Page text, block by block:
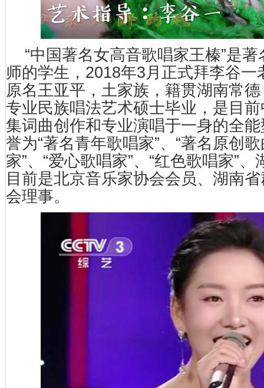
“中国著名女高音歌唱家王榛”是
师的学生，2018年3月正式拜李谷一
原名王亚平，土家族，籍贯湖南常
专业民族唱法艺术硕士毕业，是目
集词曲创作和专业演唱于一身的全
誉为“著名青年歌唱家”、“著名原创
家”、“爱心歌唱家”、“红色歌唱家”
目前是北京音乐家协会会员、湖南
会理事。